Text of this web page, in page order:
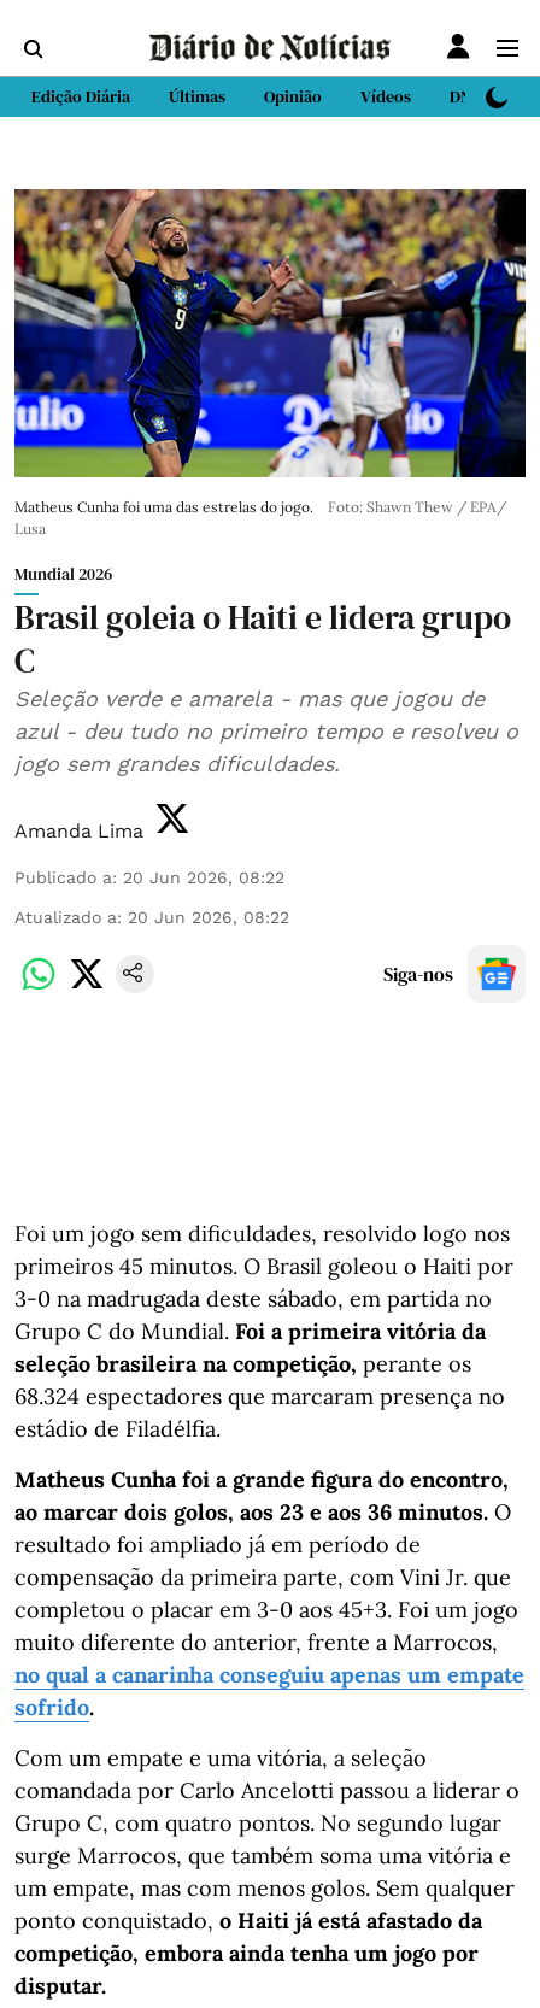
Edição Diária Últimas Opinião Vídeos DN Sport
Matheus Cunha foi uma das estrelas do jogo.
Foto: Shawn Thew / EPA/
Lusa
Mundial 2026
Brasil goleia o Haiti e lidera grupo
C
Seleção verde e amarela - mas que jogou de
azul - deu tudo no primeiro tempo e resolveu o
jogo sem grandes dificuldades.
Amanda Lima
Publicado a: 20 Jun 2026, 08:22
Atualizado a: 20 Jun 2026, 08:22
Siga-nos
Foi um jogo sem dificuldades, resolvido logo nos
primeiros 45 minutos. O Brasil goleou o Haiti por
3-0 na madrugada deste sábado, em partida no
Grupo C do Mundial. Foi a primeira vitória da
seleção brasileira na competição, perante os
68.324 espectadores que marcaram presença no
estádio de Filadélfia.
Matheus Cunha foi a grande figura do encontro,
ao marcar dois golos, aos 23 e aos 36 minutos. O
resultado foi ampliado já em período de
compensação da primeira parte, com Vini Jr. que
completou o placar em 3-0 aos 45+3. Foi um jogo
muito diferente do anterior, frente a Marrocos,
no qual a canarinha conseguiu apenas um empate
sofrido.
Com um empate e uma vitória, a seleção
comandada por Carlo Ancelotti passou a liderar o
Grupo C, com quatro pontos. No segundo lugar
surge Marrocos, que também soma uma vitória e
um empate, mas com menos golos. Sem qualquer
ponto conquistado, o Haiti já está afastado da
competição, embora ainda tenha um jogo por
disputar.